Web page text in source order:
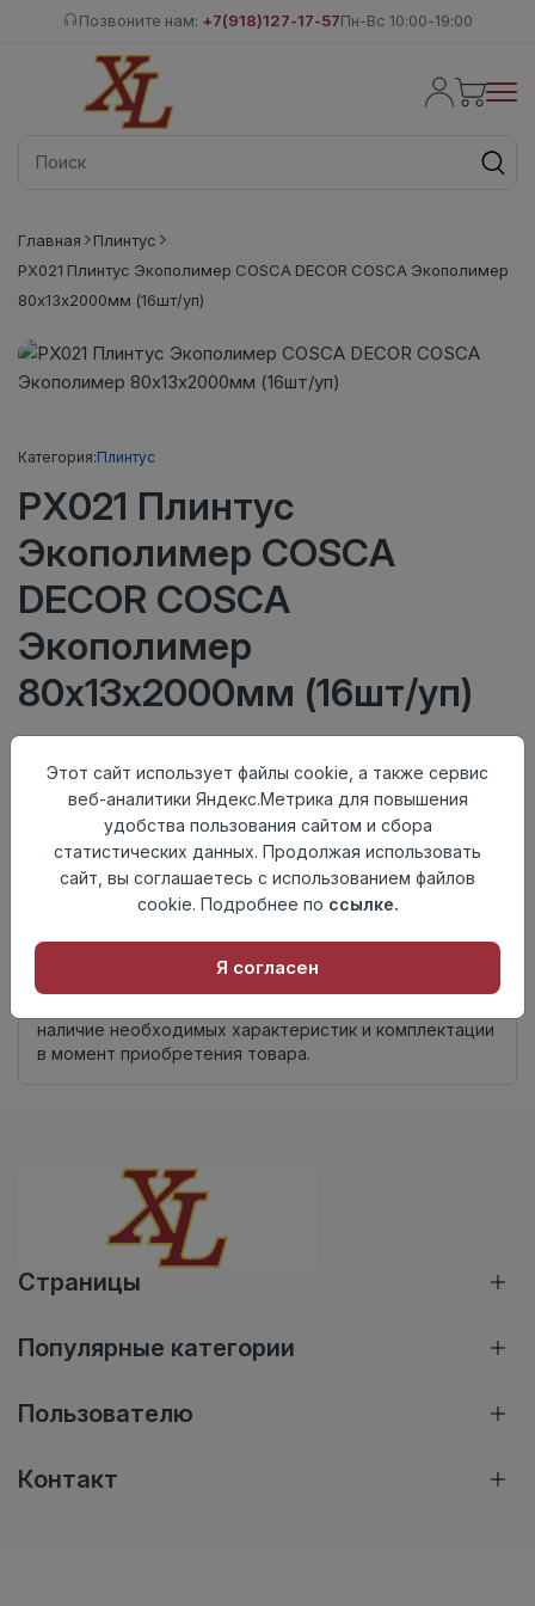
Позвоните нам: +7(918)127-17-57Пн-Вс 10:00-19:00
Главная
Плинтус
PX021 Плинтус Экополимер COSCA DECOR COSCA Экополимер
80х13х2000мм (16шт/уп)
Категория:Плинтус
PX021 Плинтус
Экополимер COSCA
DECOR COSCA
Экополимер
80х13х2000мм (16шт/уп)
750 руб/шт
Плинтус
АктуальностьАктуален
Материал
Экополимер
2 шт
Добавить в корзину
наличие необходимых характеристик и комплектации
в момент приобретения товара.
Страницы
Популярные категории
Пользователю
Контакт
Этот сайт использует файлы cookie, а также сервис
веб-аналитики Яндекс.Метрика для повышения
удобства пользования сайтом и сбора
статистических данных. Продолжая использовать
сайт, вы соглашаетесь с использованием файлов
cookie. Подробнее по ссылке.
Я согласен